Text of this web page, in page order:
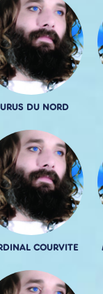
DU NORD
COURVITE